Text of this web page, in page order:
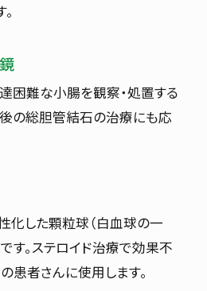
困難な小腸を観察・処置する
後の総胆管結石の治療にも応
化した顆粒球（白血球の一
す。ステロイド治療で効果不
者さんに使用します。